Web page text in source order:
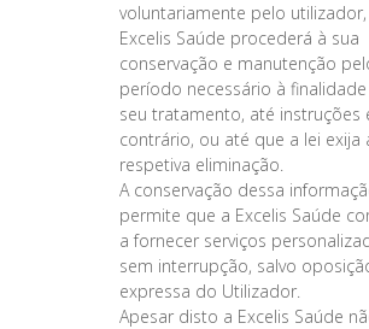
voluntariamente pelo utilizador,
Excelis Saúde procederá à sua
conservação e manutenção
período necessário à
seu tratamento, até instruções
contrário, ou até que a lei exija
respetiva eliminação.
A conservação dessa
permite que a Excelis Saúde
a fornecer serviços
sem interrupção, salvo
expressa do Utilizador.
Apesar disto a Excelis Saúde